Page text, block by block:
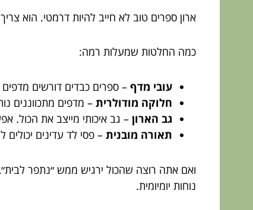
ארון ספרים טוב לא חייב להיות דרמטי. הוא
כמה החלטות שמעלות רמה:
עובי מדף – ספרים כבדים דורשים
חלוקה מודולרית – מדפים מתכווננים
גב הארון – גב איכותי מייצב את הכול.
תאורה מובנית – פסי לד עדינים
ואם אתה רוצה שהכול ירגיש ממש ״נתפר
נוחות יומיומית.